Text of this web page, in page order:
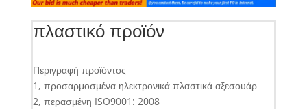
πλαστικό προϊόν
Περιγραφή προϊόντος
1, προσαρμοσμένα ηλεκτρονικά πλαστικά αξεσουάρ
2, περασμένη ISO9001: 2008